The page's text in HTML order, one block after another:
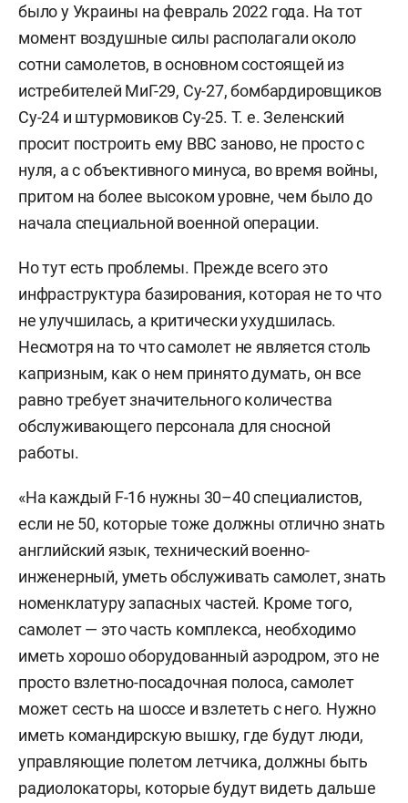
было у Украины на февраль 2022 года. На тот
момент воздушные силы располагали около
сотни самолетов, в основном состоящей из
истребителей МиГ-29, Су-27, бомбардировщиков
Су-24 и штурмовиков Су-25. Т. е. Зеленский
просит построить ему ВВС заново, не просто с
нуля, а с объективного минуса, во время войны,
притом на более высоком уровне, чем было до
начала специальной военной операции.
Но тут есть проблемы. Прежде всего это
инфраструктура базирования, которая не то что
не улучшилась, а критически ухудшилась.
Несмотря на то что самолет не является столь
капризным, как о нем принято думать, он все
равно требует значительного количества
обслуживающего персонала для сносной
работы.
«На каждый F-16 нужны 30–40 специалистов,
если не 50, которые тоже должны отлично знать
английский язык, технический военно-
инженерный, уметь обслуживать самолет, знать
номенклатуру запасных частей. Кроме того,
самолет — это часть комплекса, необходимо
иметь хорошо оборудованный аэродром, это не
просто взлетно-посадочная полоса, самолет
может сесть на шоссе и взлететь с него. Нужно
иметь командирскую вышку, где будут люди,
управляющие полетом летчика, должны быть
радиолокаторы, которые будут видеть дальше